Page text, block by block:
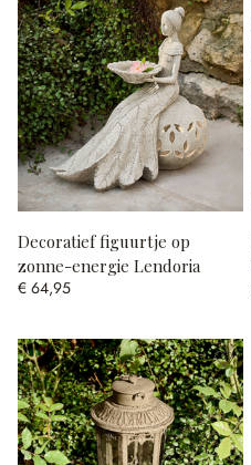
Decoratief figuurtje op
zonne-energie Lendoria
€ 64,95